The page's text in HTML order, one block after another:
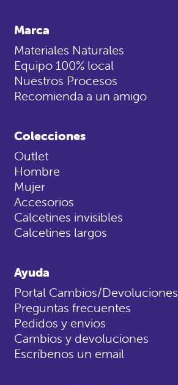
Marca
Materiales Naturales
Equipo 100% local
Nuestros Procesos
Recomienda a un amigo
Colecciones
Outlet
Hombre
Mujer
Accesorios
Calcetines invisibles
Calcetines largos
Ayuda
Portal Cambios/Devoluciones
Preguntas frecuentes
Pedidos y envios
Cambios y devoluciones
Escríbenos un email